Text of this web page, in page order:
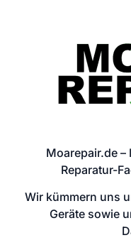
Moarepair.de
Reparatur-
Wir kümmern uns
Geräte sowie